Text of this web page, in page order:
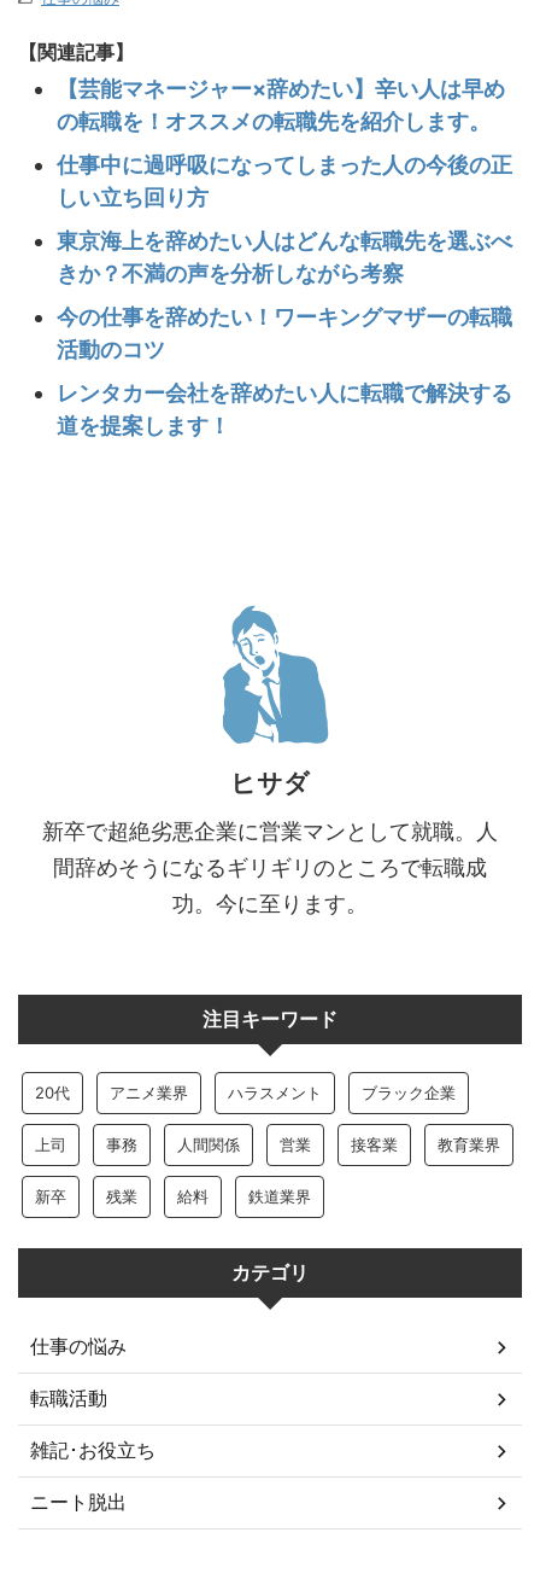
【関連記事】
【芸能マネージャー×辞めたい】辛い人は早め
の転職を！オススメの転職先を紹介します。
仕事中に過呼吸になってしまった人の今後の正
しい立ち回り方
東京海上を辞めたい人はどんな転職先を選ぶべ
きか？不満の声を分析しながら考察
今の仕事を辞めたい！ワーキングマザーの転職
活動のコツ
レンタカー会社を辞めたい人に転職で解決する
道を提案します！
ヒサダ
新卒で超絶劣悪企業に営業マンとして就職。人
間辞めそうになるギリギリのところで転職成
功。今に至ります。
注目キーワード
20代 アニメ業界 ハラスメント ブラック企業
上司 事務 人間関係 営業 接客業 教育業界
新卒 残業 給料 鉄道業界
カテゴリ
仕事の悩み
転職活動
雑記･お役立ち
ニート脱出